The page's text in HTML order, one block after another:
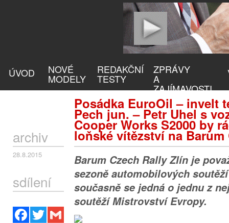
ÚVOD NOVÉ
MODELY
REDAKČNÍ
TESTY
ZPRÁVY
A
ZAJÍMAVOSTI
Posádka EuroOil – invelt
Pech jun. – Petr Uhel s
Cooper Works S2000 by
loňské vítězství na
archiv
28.8.2015
sdílení
Facebook
Twitter
Barum Czech Rally Zlín je
sezoně automobilových
současně se jedná o jednu z
soutěží Mistrovství Evropy.